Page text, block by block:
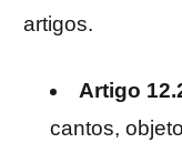
artigos.
Artigo
cantos,